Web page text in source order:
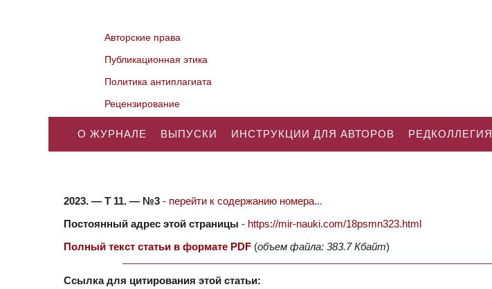
Авторские права
Публикационная этика
Политика антиплагиата
Рецензирование
О ЖУРНАЛЕ ВЫПУСКИ ИНСТРУКЦИИ ДЛЯ АВТОРОВ РЕДКОЛЛЕГИЯ
2023. — Т 11. — №3 - перейти к содержанию номера...
Постоянный адрес этой страницы - https://mir-nauki.com/18psmn323.html
Полный текст статьи в формате PDF (объем файла: 383.7 Кбайт)
Ссылка для цитирования этой статьи: